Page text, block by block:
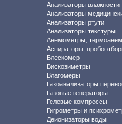
Анализаторы влажности
Анализаторы
Анализаторы ртути
Анализаторы текстуры
Анемометры,
Аспираторы,
Блескомер
Вискозиметры
Влагомеры
Газоанализаторы
Газовые генераторы
Гелевые компрессы
Гигрометры и
Деионизаторы воды